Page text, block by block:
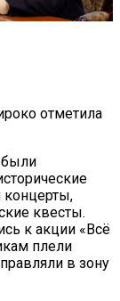
отметила
концерты,
квесты.
к акции «Всё
плели
в зону